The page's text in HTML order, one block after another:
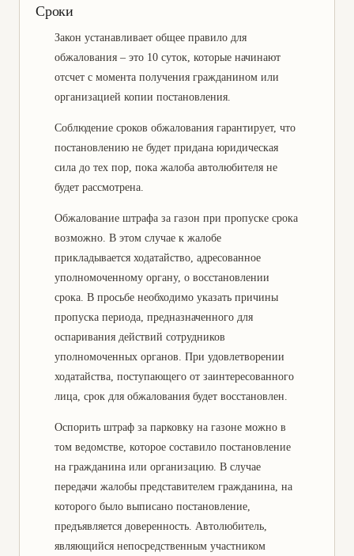
Сроки
Закон устанавливает общее правило для
обжалования – это 10 суток, которые начинают
отсчет с момента получения гражданином или
организацией копии постановления.
Соблюдение сроков обжалования гарантирует, что
постановлению не будет придана юридическая
сила до тех пор, пока жалоба автолюбителя не
будет рассмотрена.
Обжалование штрафа за газон при пропуске срока
возможно. В этом случае к жалобе
прикладывается ходатайство, адресованное
уполномоченному органу, о восстановлении
срока. В просьбе необходимо указать причины
пропуска периода, предназначенного для
оспаривания действий сотрудников
уполномоченных органов. При удовлетворении
ходатайства, поступающего от заинтересованного
лица, срок для обжалования будет восстановлен.
Оспорить штраф за парковку на газоне можно в
том ведомстве, которое составило постановление
на гражданина или организацию. В случае
передачи жалобы представителем гражданина, на
которого было выписано постановление,
предъявляется доверенность. Автолюбитель,
являющийся непосредственным участником